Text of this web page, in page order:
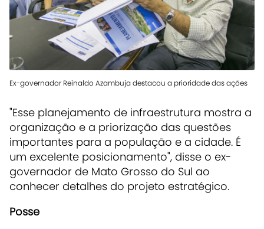
Ex-governador Reinaldo Azambuja destacou a prioridade das ações
"Esse planejamento de infraestrutura mostra a
organização e a priorização das questões
importantes para a população e a cidade. É
um excelente posicionamento", disse o ex-
governador de Mato Grosso do Sul ao
conhecer detalhes do projeto estratégico.
Posse